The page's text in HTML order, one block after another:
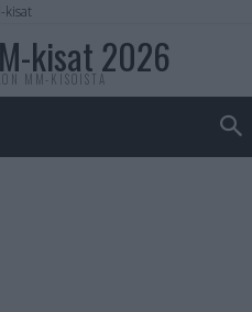
kisat
kisat 2026
MM-KISOISTA